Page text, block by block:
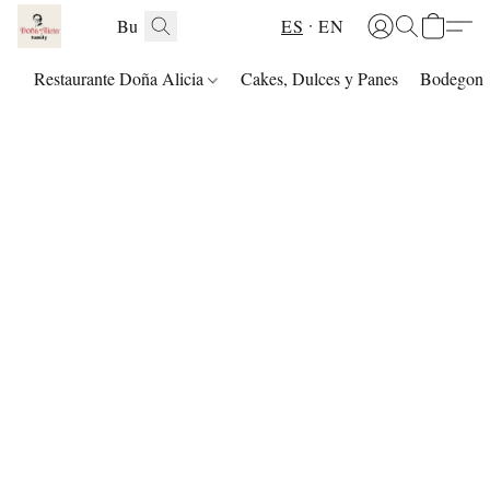
ES EN
Restaurante Doña Alicia Cakes, Dulces y Panes Bodegon